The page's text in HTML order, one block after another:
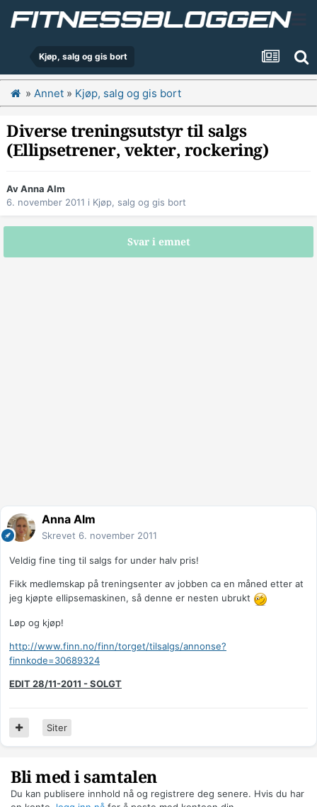
Kjøp, salg og gis bort
» Annet » Kjøp, salg og gis bort
Diverse treningsutstyr til salgs
(Ellipsetrener, vekter, rockering)
AvAnna Alm
6. november 2011 i Kjøp, salg og gis bort
Svar i emnet
Anna Alm
Skrevet 6. november 2011
Veldig fine ting til salgs for under halv pris!
Fikk medlemskap på treningsenter av jobben ca en måned etter at
jeg kjøpte ellipsemaskinen, så denne er nesten ubrukt
Løp og kjøp!
http://www.finn.no/finn/torget/tilsalgs/annonse?
finnkode=30689324
EDIT 28/11-2011 - SOLGT
Siter
Bli med i samtalen
Du kan publisere innhold nå og registrere deg senere. Hvis du har